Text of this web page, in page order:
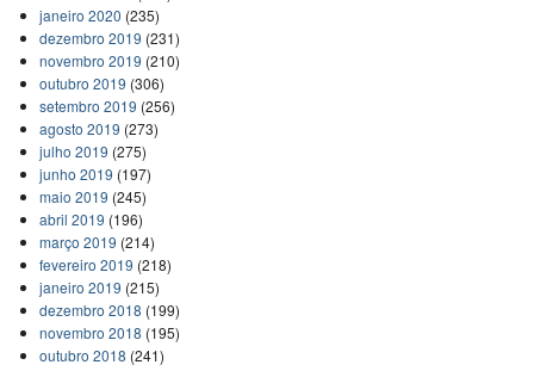
janeiro 2020 (235)
dezembro 2019 (231)
novembro 2019 (210)
outubro 2019 (306)
setembro 2019 (256)
agosto 2019 (273)
julho 2019 (275)
junho 2019 (197)
maio 2019 (245)
abril 2019 (196)
março 2019 (214)
fevereiro 2019 (218)
janeiro 2019 (215)
dezembro 2018 (199)
novembro 2018 (195)
outubro 2018 (241)